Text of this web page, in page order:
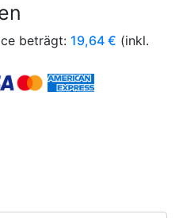
beträgt: 19,64 € (inkl.